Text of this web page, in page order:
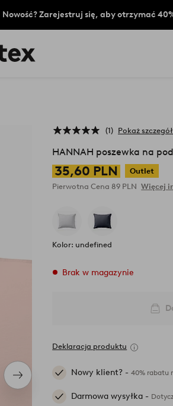
Nowość? Zarejestruj się, aby otrzymać
Następny
produkt
1 Pokaż
HANNAH poszewka na
35,60 PLN
Outlet
Pierwotna Cena89 PLN Więcej
Kolor: undefined
Brak w magazynie
Deklaracja produktu
Nowy klient? -40% rabatu
Darmowa wysyłka -